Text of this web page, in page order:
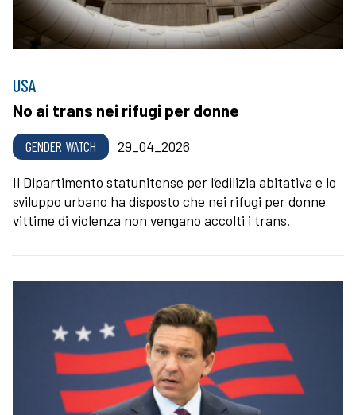
USA
No ai trans nei rifugi per donne
GENDER WATCH 29_04_2026
Il Dipartimento statunitense per l’edilizia abitativa e lo
sviluppo urbano ha disposto che nei rifugi per donne
vittime di violenza non vengano accolti i trans.